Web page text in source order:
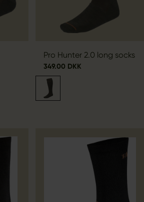
Pro Hunter 2.0 long socks
349.00 DKK